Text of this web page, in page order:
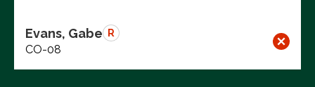
Evans, Gabe R
CO-08